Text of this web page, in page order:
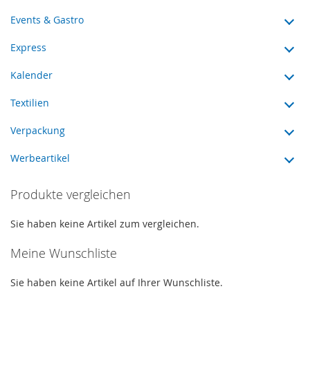
Events & Gastro
Express
Kalender
Textilien
Verpackung
Werbeartikel
Produkte vergleichen
Sie haben keine Artikel zum vergleichen.
Meine Wunschliste
Sie haben keine Artikel auf Ihrer Wunschliste.